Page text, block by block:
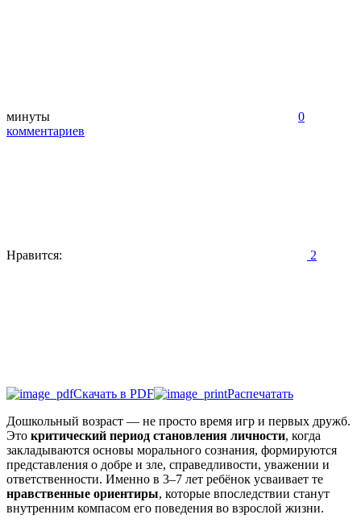
минуты
0
комментариев
Нравится: 2
Скачать в PDF
Распечатать
Дошкольный возраст — не просто время игр и первых дружб.
Это критический период становления личности, когда
закладываются основы морального сознания, формируются
представления о добре и зле, справедливости, уважении и
ответственности. Именно в 3–7 лет ребёнок усваивает те
нравственные ориентиры, которые впоследствии станут
внутренним компасом его поведения во взрослой жизни.